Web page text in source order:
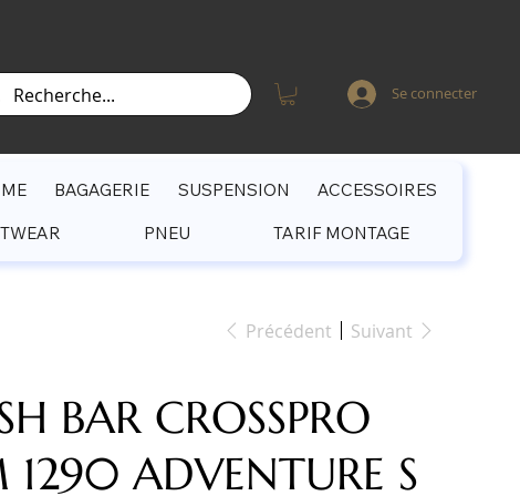
Se connecter
Précédent Suivant
BAR CROSSPRO
ADVENTURE S
BAGAGERIE SUSPENSION ACCESSOIRES
PNEU TARIF MONTAGE